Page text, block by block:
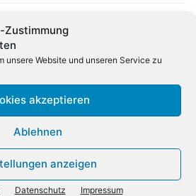
Zustimmung
unsere Website und unseren Service zu
akzeptieren
Ablehnen
anzeigen
Datenschutz Impressum
Amazon tritt bei Hardware-
Entwicklung auf die Bremse
Artikel